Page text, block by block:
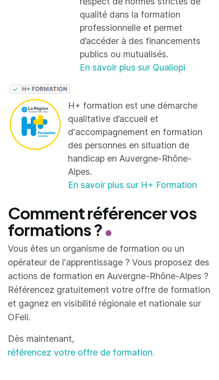
qualité dans la formation
professionnelle et permet
d’accéder à des financements
publics ou mutualisés.
En savoir plus sur Qualiopi
H+ formation est une démarche
qualitative d’accueil et
d'accompagnement en formation
des personnes en situation de
handicap en Auvergne-Rhône-
Alpes.
En savoir plus sur H+ Formation
Comment référencer vos
formations ?
Vous êtes un organisme de formation ou un
opérateur de l'apprentissage ? Vous proposez des
actions de formation en Auvergne-Rhône-Alpes ?
Référencez gratuitement votre offre de formation
et gagnez en visibilité régionale et nationale sur
OFeli.
Dès maintenant,
référencez votre offre de formation.